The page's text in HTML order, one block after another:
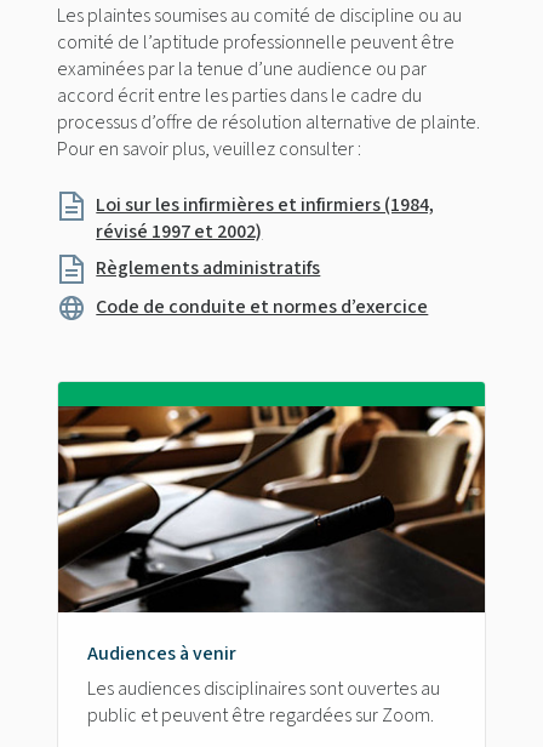
Les plaintes soumises au comité de discipline ou au
comité de l’aptitude professionnelle peuvent être
examinées par la tenue d’une audience ou par
accord écrit entre les parties dans le cadre du
processus d’offre de résolution alternative de plainte.
Pour en savoir plus, veuillez consulter :
Loi sur les infirmières et infirmiers (1984,
révisé 1997 et 2002)
Règlements administratifs
Code de conduite et normes d’exercice
Audiences à venir
Les audiences disciplinaires sont ouvertes au
public et peuvent être regardées sur Zoom.